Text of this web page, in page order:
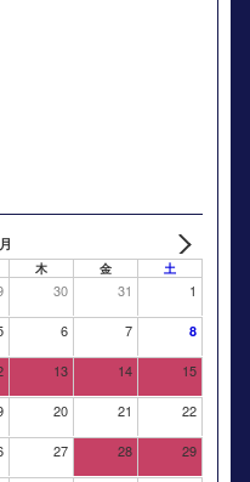
木 金 土
30 31 1
6 7 8
13 14 15
20 21 22
27 28 29